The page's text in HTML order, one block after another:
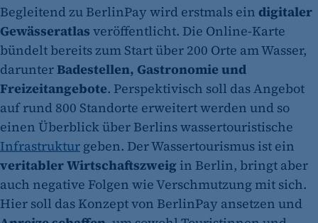
Begleitend zu BerlinPay wird erstmals ein digitaler
Gewässeratlas veröffentlicht. Die Online-Karte
bündelt bereits zum Start über 200 Orte am Wasser,
darunterBadestellen, Gastronomie und
Freizeitangebote. Perspektivisch soll das Angebot
auf rund 800 Standorte erweitert werden und so
einen Überblick über Berlins wassertouristische
Infrastruktur geben. Der Wassertourismus ist ein
veritabler Wirtschaftszweig in Berlin, bringt aber
auch negative Folgen wie Verschmutzung mit sich.
Hier soll das Konzept von BerlinPay ansetzen und